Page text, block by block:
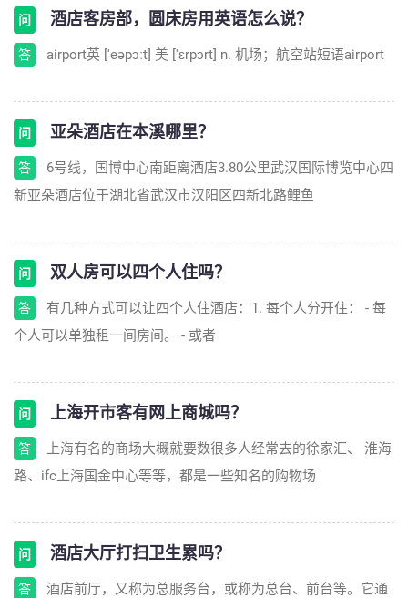
问 酒店客房部，圆床房用英语怎么说？
答 airport英 ['eəpɔːt] 美 ['ɛrpɔrt] n. 机场；航空站短语airport
问 亚朵酒店在本溪哪里？
答
6号线，国博中心南距离酒店3.80公里武汉国际博览中心四
新亚朵酒店位于湖北省武汉市汉阳区四新北路鲤鱼
问 双人房可以四个人住吗？
答
有几种方式可以让四个人住酒店：1. 每个人分开住： - 每
个人可以单独租一间房间。 - 或者
问 上海开市客有网上商城吗？
答
上海有名的商场大概就要数很多人经常去的徐家汇、 淮海
路、ifc上海国金中心等等，都是一些知名的购物场
问 酒店大厅打扫卫生累吗？
答
酒店前厅，又称为总服务台，或称为总台、前台等。它通